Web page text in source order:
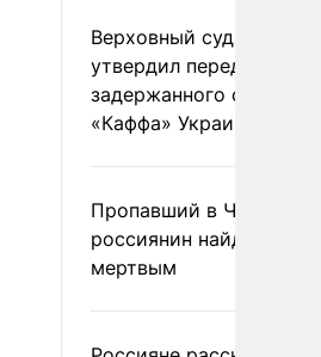
Верховный суд Швеции
утвердил передачу
задержанного
«Каффа» Украине
Пропавший в
россиянин найден
мертвым